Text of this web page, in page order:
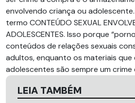
envolvendo criança ou adolescente.
termo CONTEÚDO SEXUAL
ADOLESCENTES. Isso porque
conteúdos de relações sexuais
adultos, enquanto os materiais que
adolescentes são sempre um crime
LEIA TAMBÉM